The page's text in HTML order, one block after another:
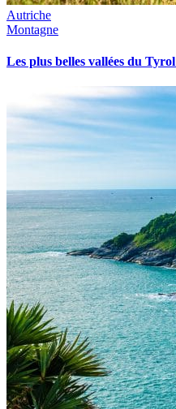
Autriche
Montagne
Les plus belles vallées du